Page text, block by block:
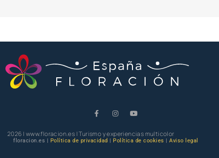
2026 | www.floracion.es | Turismo y experiencias multicolor
floracion.es | Política de privacidad | Política de cookies |Aviso legal